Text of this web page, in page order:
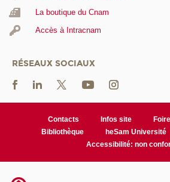
La boutique du Cnam
Accès à Intracnam
RÉSEAUX SOCIAUX
Contacts Infos site
Bibliothèque
heSam Université
Accessibilité: non